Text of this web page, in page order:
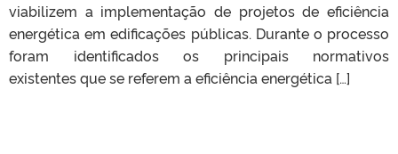
viabilizem a implementação de projetos de eficiência
energética em edificações públicas. Durante o processo
foram identificados os principais normativos
existentes que se referem a eficiência energética […]